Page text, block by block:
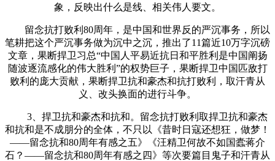
象，反映出什么是线、相关伟人要文。
留念抗打败利80周年，是中国和世界反的严沉事务，所以
笔耕把这个严沉事务做为沉中之沉，推出了11篇近10万字沉磅
文章，果断捍卫习总“中国人平易近抗日和平胜利是中国阐扬
随波逐流感化的伟大胜利”的权势巨子，果断捍卫中国匹敌打
败利的庞大贡献，果断捍卫抗和豪杰和抗打败利，取汗青从
义、改头换面的进行斗争。
3、捍卫抗和豪杰和抗和。留念抗打败利取捍卫抗和豪杰
和抗和是不成朋分的全体，不只以《昔时日寇还想狂，做梦！
——留念抗和80周年有感之五》《汪精卫何故不如国蠹蒋介
石？——留念抗和80周年有感之四》等次要篇目鬼子和汗青从